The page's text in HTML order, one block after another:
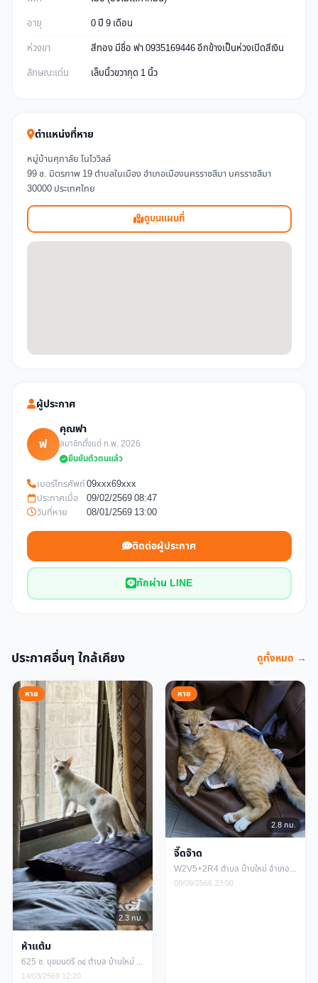
อายุ
0 ปี 9 เดือน
ห่วงขา
สีทอง มีชื่อ ฟา 0935169446 อีกข้างเป็นห่วงเปิดสีเงิน
ลักษณะเด่น
เล็บนิ้วขวากุด 1 นิ้ว
ตำแหน่งที่หาย
หมู่บ้านศุภาลัย โนโววิลล์
99 ซ. มิตรภาพ 19 ตำบลในเมือง อำเภอเมืองนครราชสีมา นครราชสีมา
30000 ประเทศไทย
ดูบนแผนที่
ผู้ประกาศ
ฟ
คุณฟา
สมาชิกตั้งแต่ ก.พ. 2026
ยืนยันตัวตนแล้ว
เบอร์โทรศัพท์09xxx69xxx
ประกาศเมื่อ
09/02/2569 08:47
วันที่หาย
08/01/2569 13:00
ติดต่อผู้ประกาศ
ทักผ่าน LINE
ประกาศอื่นๆ ใกล้เคียง ดูทั้งหมด →
หาย
2.3 กม.
ห้าแต้ม
625 ซ. มุขมนตรี ๓๔ ตำบล บ้านใหม่ อำเภอเมืองนครราชสีมา นครราชสีมา
14/03/2569 12:20
หาย
2.8 กม.
จี๊ดจ๊าด
W2V5+2R4 ตำบล บ้านใหม่ อำเภอเมืองนครราชสีมา นครราชสีมา
08/09/2566 23:00